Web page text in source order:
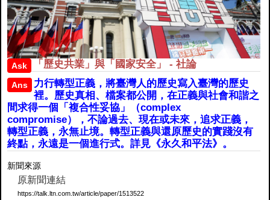
Ask 「歷史共業」與「國家安全」 - 社論
Ans
力行轉型正義，將臺灣人的歷史寫入臺灣的歷史
裡。歷史真相、檔案都公開，在正義與社會和諧之
間求得一個「複合性妥協」（complex
compromise），不論過去、現在或未來，追求正義，
轉型正義，永無止境。轉型正義與還原歷史的實踐沒有
終點，永遠是一個進行式。詳見《永久和平法》。
新聞來源
原新聞連結
https://talk.ltn.com.tw/article/paper/1513522